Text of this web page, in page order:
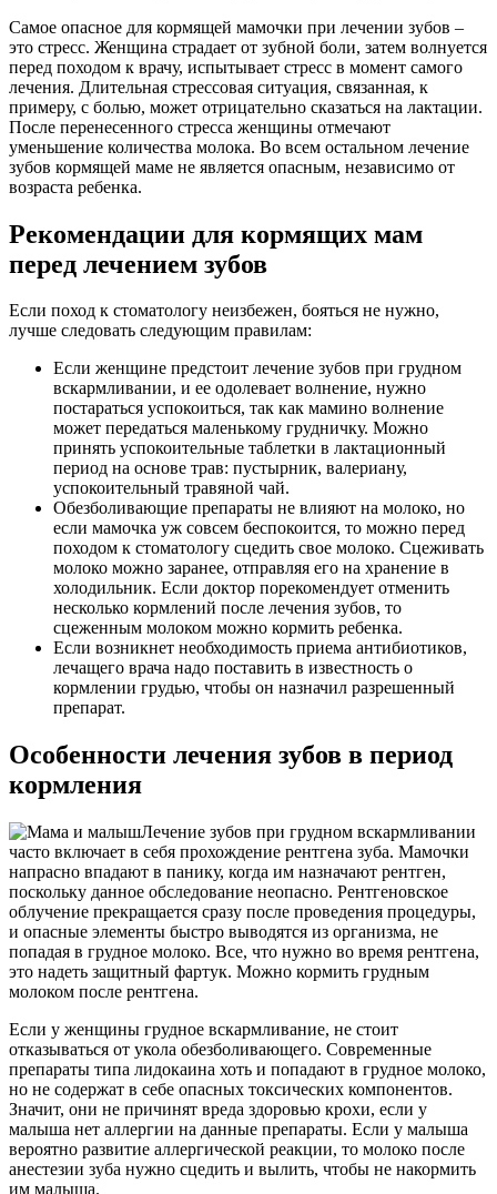
Самое опасное для кормящей мамочки при лечении зубов –
это стресс. Женщина страдает от зубной боли, затем волнуется
перед походом к врачу, испытывает стресс в момент самого
лечения. Длительная стрессовая ситуация, связанная, к
примеру, с болью, может отрицательно сказаться на лактации.
После перенесенного стресса женщины отмечают
уменьшение количества молока. Во всем остальном лечение
зубов кормящей маме не является опасным, независимо от
возраста ребенка.
Рекомендации для кормящих мам
перед лечением зубов
Если поход к стоматологу неизбежен, бояться не нужно,
лучше следовать следующим правилам:
Если женщине предстоит лечение зубов при грудном
вскармливании, и ее одолевает волнение, нужно
постараться успокоиться, так как мамино волнение
может передаться маленькому грудничку. Можно
принять успокоительные таблетки в лактационный
период на основе трав: пустырник, валериану,
успокоительный травяной чай.
Обезболивающие препараты не влияют на молоко, но
если мамочка уж совсем беспокоится, то можно перед
походом к стоматологу сцедить свое молоко. Сцеживать
молоко можно заранее, отправляя его на хранение в
холодильник. Если доктор порекомендует отменить
несколько кормлений после лечения зубов, то
сцеженным молоком можно кормить ребенка.
Если возникнет необходимость приема антибиотиков,
лечащего врача надо поставить в известность о
кормлении грудью, чтобы он назначил разрешенный
препарат.
Особенности лечения зубов в период
кормления
Лечение зубов при грудном вскармливании
часто включает в себя прохождение рентгена зуба. Мамочки
напрасно впадают в панику, когда им назначают рентген,
поскольку данное обследование неопасно. Рентгеновское
облучение прекращается сразу после проведения процедуры,
и опасные элементы быстро выводятся из организма, не
попадая в грудное молоко. Все, что нужно во время рентгена,
это надеть защитный фартук. Можно кормить грудным
молоком после рентгена.
Если у женщины грудное вскармливание, не стоит
отказываться от укола обезболивающего. Современные
препараты типа лидокаина хоть и попадают в грудное молоко,
но не содержат в себе опасных токсических компонентов.
Значит, они не причинят вреда здоровью крохи, если у
малыша нет аллергии на данные препараты. Если у малыша
вероятно развитие аллергической реакции, то молоко после
анестезии зуба нужно сцедить и вылить, чтобы не накормить
им малыша.